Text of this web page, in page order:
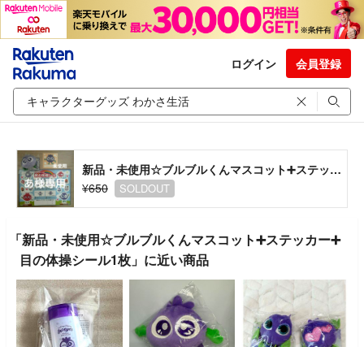
ログイン 会員登録
新品・未使用☆ブルブルくんマスコット➕ステッカー➕目の体操シール1枚
¥650
SOLDOUT
「新品・未使用☆ブルブルくんマスコット➕ステッカー➕
目の体操シール1枚」に近い商品